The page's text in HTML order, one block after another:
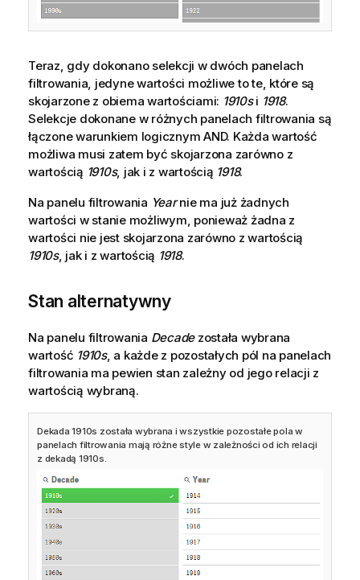
Teraz, gdy dokonano selekcji w dwóch panelach
filtrowania, jedyne wartości możliwe to te, które są
skojarzone z obiema wartościami: 1910si 1918.
Selekcje dokonane w różnych panelach filtrowania są
łączone warunkiem logicznym AND. Każda wartość
możliwa musi zatem być skojarzona zarówno z
wartością 1910s, jak i z wartością 1918.
Na panelu filtrowania Yearnie ma już żadnych
wartości w stanie możliwym, ponieważ żadna z
wartości nie jest skojarzona zarówno z wartością
1910s, jak i z wartością 1918.
Stan alternatywny
Na panelu filtrowania Decadezostała wybrana
wartość 1910s, a każde z pozostałych pól na panelach
filtrowania ma pewien stan zależny od jego relacji z
wartością wybraną.
Dekada 1910s została wybrana i wszystkie pozostałe pola w
panelach filtrowania mają różne style w zależności od ich relacji
z dekadą 1910s.